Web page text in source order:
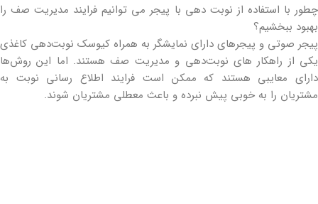
چطور با استفاده از نوبت دهی با پیجر می توانیم فرایند مدیریت صف را
بهبود ببخشیم؟
پیجر صوتی و پیجرهای دارای نمایشگر به همراه کیوسک نوبت‌دهی کاغذی
یکی از راهکار های نوبت‌دهی و مدیریت صف هستند. اما این روش‌ها
دارای معایبی هستند که ممکن است فرایند اطلاع رسانی نوبت به
مشتریان را به خوبی پیش نبرده و باعث معطلی مشتریان شوند.